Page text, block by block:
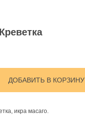
ДОБАВИТЬ В КОРЗИНУ
икра масаго.